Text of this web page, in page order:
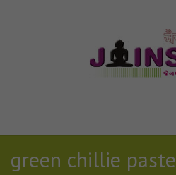
green chillie paste